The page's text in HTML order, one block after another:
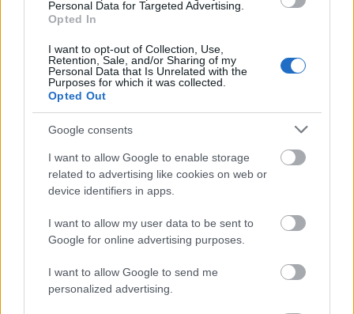
Personal Data for Targeted Advertising.
Opted In
I want to opt-out of Collection, Use,
Retention, Sale, and/or Sharing of my
Personal Data that Is Unrelated with the
Purposes for which it was collected.
Opted Out
Google consents
I want to allow Google to enable storage
related to advertising like cookies on web or
device identifiers in apps.
I want to allow my user data to be sent to
Google for online advertising purposes.
I want to allow Google to send me
personalized advertising.
Karolina Kurkova